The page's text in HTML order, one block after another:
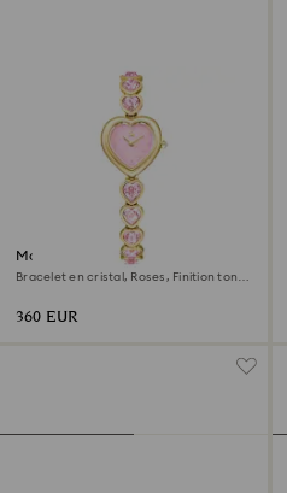
Montre Idyllia Heart
Bracelet en cristal, Roses, Finition ton
360 EUR